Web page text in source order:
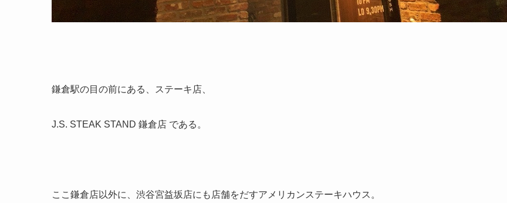
鎌倉駅の目の前にある、ステーキ店、
J.S. STEAK STAND 鎌倉店 である。
ここ鎌倉店以外に、渋谷宮益坂店にも店舗をだすアメリカンステーキハウス。